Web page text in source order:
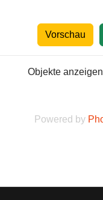
Vorschau
Objekte anzeigen
Powered by